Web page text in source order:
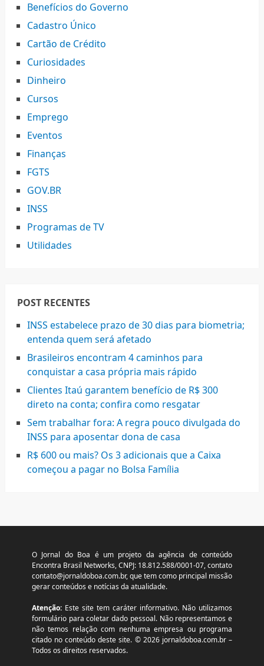
Benefícios do Governo
Cadastro Único
Cartão de Crédito
Curiosidades
Dinheiro
Cursos
Emprego
Eventos
Finanças
FGTS
GOV.BR
INSS
Programas de TV
Utilidades
POST RECENTES
INSS estabelece prazo de 30 dias para biometria;
entenda quem será afetado
Brasileiros encontram 4 caminhos para
conquistar a casa própria mais rápido
Clientes Itaú garantem benefício de R$ 300
direto na conta; confira como resgatar
Sem trabalhar fora: A regra pouco divulgada do
INSS para aposentar dona de casa
R$ 600 ou mais? Os 3 adicionais que a Caixa
começou a pagar no Bolsa Família
O Jornal do Boa é um projeto da agência de conteúdo
Encontra Brasil Networks, CNPJ: 18.812.588/0001-07, contato
contato@jornaldoboa.com.br, que tem como principal missão
gerar conteúdos e notícias da atualidade.
Atenção:Este site tem caráter informativo. Não utilizamos
formulário para coletar dado pessoal. Não representamos e
não temos relação com nenhuma empresa ou programa
citado no conteúdo deste site. © 2026 jornaldoboa.com.br –
Todos os direitos reservados.